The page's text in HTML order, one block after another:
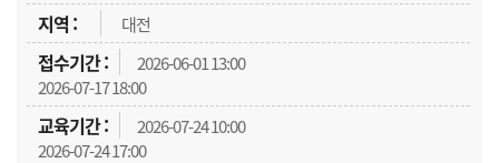
대전
2026-06-01 13:00
2026-07-17 18:00
2026-07-24 10:00
2026-07-24 17:00